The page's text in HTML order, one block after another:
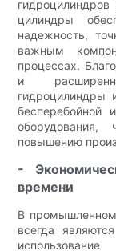
цилиндры
надежность,
важным
процессах.
и
гидроцилиндры
бесперебойной
повышению
-
времени
В
всегда